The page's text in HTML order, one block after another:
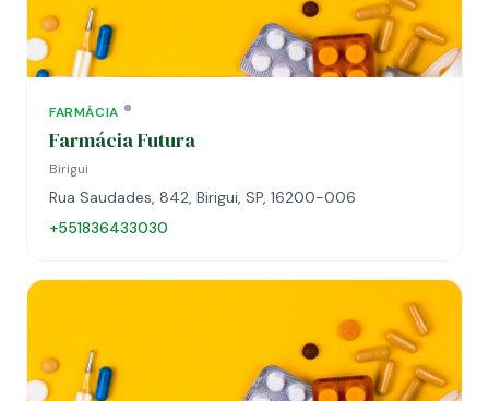
FARMÁCIA
Farmácia Futura
Birigui
Rua Saudades, 842, Birigui, SP, 16200-006
+551836433030